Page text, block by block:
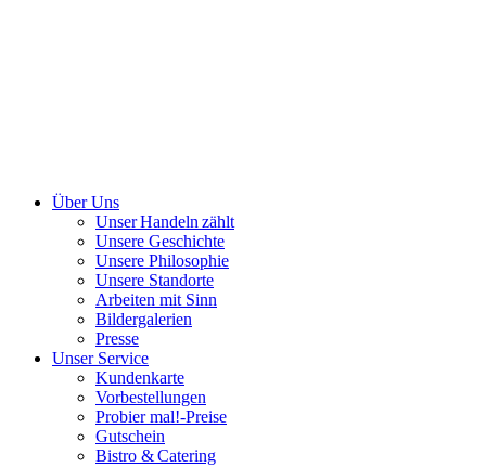
Über Uns
Unser Handeln zählt
Unsere Geschichte
Unsere Philosophie
Unsere Standorte
Arbeiten mit Sinn
Bildergalerien
Presse
Unser Service
Kundenkarte
Vorbestellungen
Probier mal!-Preise
Gutschein
Bistro & Catering